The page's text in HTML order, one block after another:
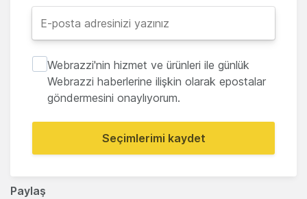
Paylaş
Webrazzi'nin hizmet ve ürünleri ile günlük
Webrazzi haberlerine ilişkin olarak epostalar
göndermesini onaylıyorum.
Seçimlerimi kaydet